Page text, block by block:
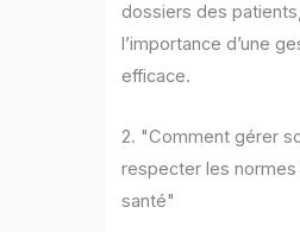
dossiers des
l’importance d’une
efficace.
2. "Comment gérer
respecter les
santé"